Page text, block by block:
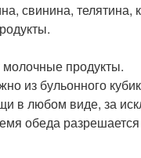
свинина, телятина,
продукты.
из бульонного
в любом виде, за
обеда разрешается